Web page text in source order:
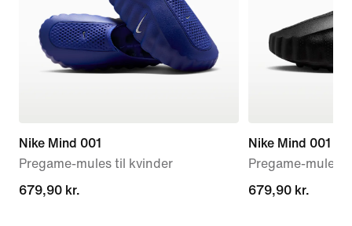
Nike Mind 001
Pregame-mules til kvinder
679,90 kr.
679,90 kr.
Nike Mind 001
Pregame-mules
679,90 kr.
679,90 kr.